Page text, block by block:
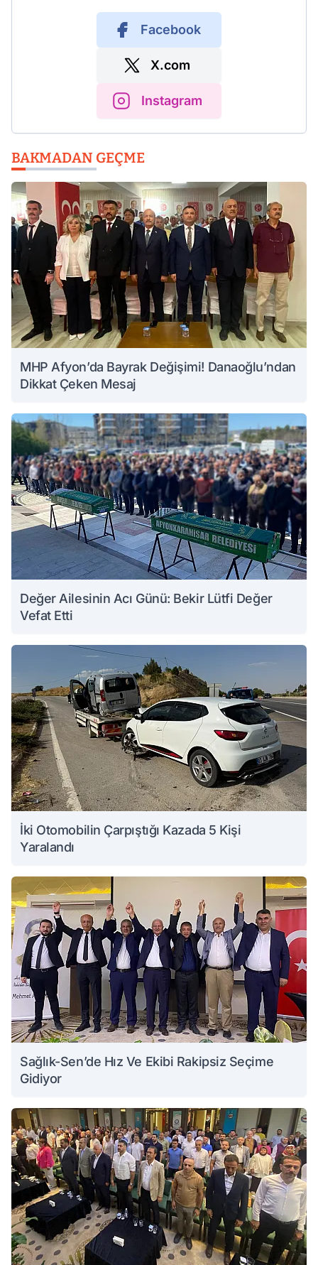
Facebook
X.com
Instagram
BAKMADAN GEÇME
MHP Afyon’da Bayrak Değişimi! Danaoğlu’ndan
Dikkat Çeken Mesaj
Değer Ailesinin Acı Günü: Bekir Lütfi Değer
Vefat Etti
İki Otomobilin Çarpıştığı Kazada 5 Kişi
Yaralandı
Sağlık-Sen’de Hız Ve Ekibi Rakipsiz Seçime
Gidiyor